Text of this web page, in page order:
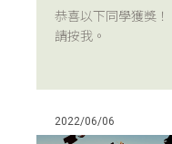
恭喜以下同學獲獎！
請按我。
2022/06/06